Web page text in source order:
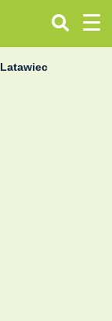
Latawiec